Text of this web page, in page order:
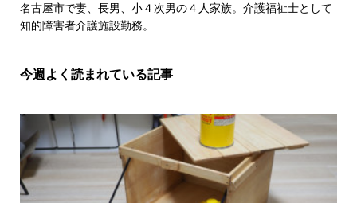
名古屋市で妻、長男、小４次男の４人家族。介護福祉士として
知的障害者介護施設勤務。
今週よく読まれている記事